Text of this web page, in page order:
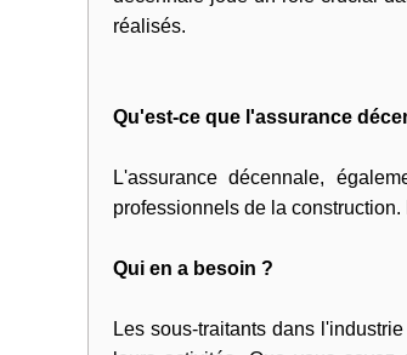
réalisés.
Qu'est-ce que l'assurance
L'assurance décennale,
professionnels de la
Qui en a besoin ?
Les sous-traitants dans